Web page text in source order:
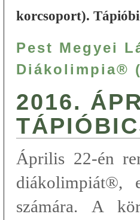
korcsoport).
Pest Megyei
Diákolimpia®
2016.
Április 22-én
diákolimpiát®,
számára. A